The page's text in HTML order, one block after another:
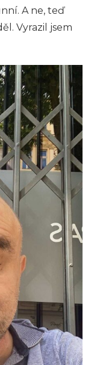
A ne, teď
Vyrazil jsem